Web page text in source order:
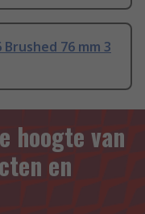
Brushed 76 mm 3
hoogte van
en